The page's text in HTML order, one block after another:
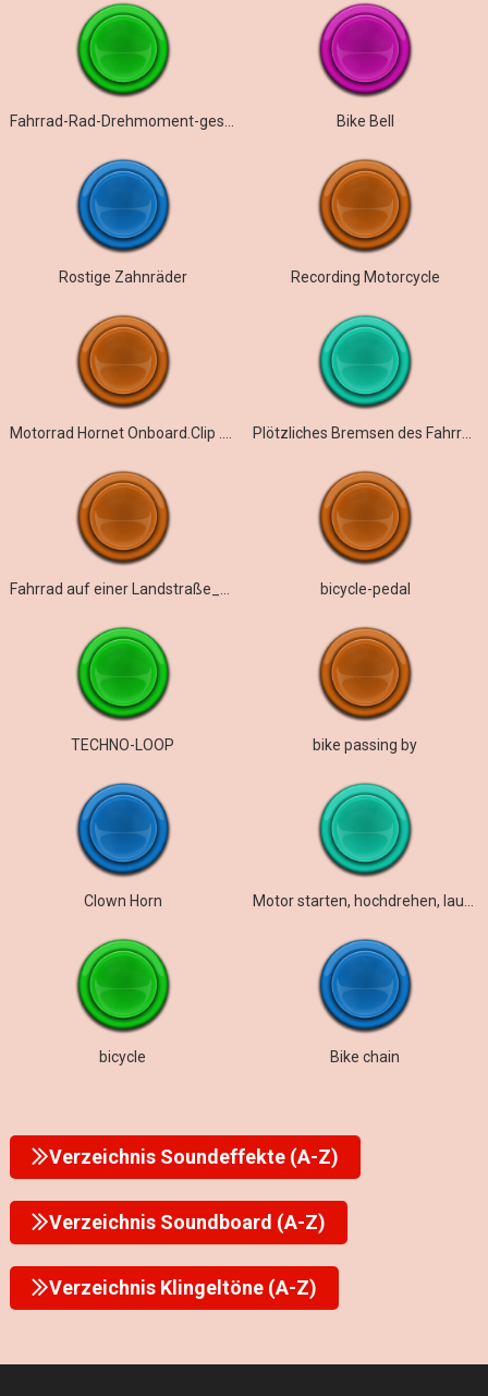
Bike Bell
Rostige Zahnräder Recording Motorcycle
Plötzliches Bremsen des Fahrrads
bicycle-pedal
TECHNO-LOOP bike passing by
Clown Horn
bicycle Bike chain
Verzeichnis Soundeffekte (A-Z)
Verzeichnis Soundboard (A-Z)
Verzeichnis Klingeltöne (A-Z)